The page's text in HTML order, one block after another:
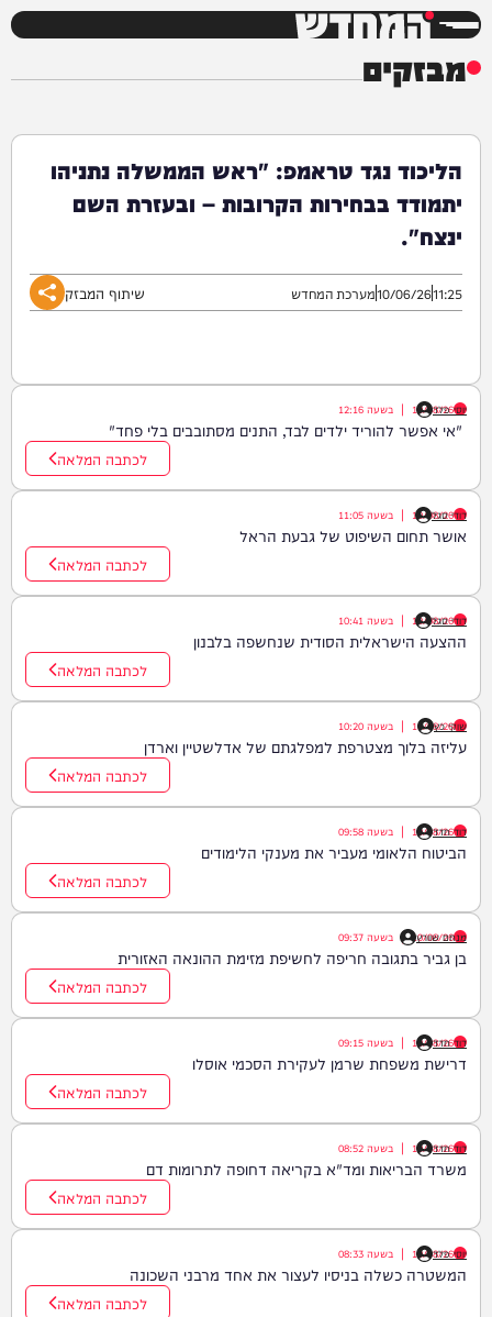
המחדש
מבזקים
הליכוד נגד טראמפ: "ראש הממשלה נתניהו
יתמודד בבחירות הקרובות – ובעזרת השם
ינצח".
11:25
10/06/26מערכת המחדש שיתוף המבזק
יוסי פלד
10/08/26
| בשעה 12:16
"אי אפשר להוריד ילדים לבד, התנים מסתובבים בלי פחד"
לכתבה המלאה
דודי סגל
10/08/26
| בשעה 11:05
אושר תחום השיפוט של גבעת הראל
לכתבה המלאה
דודי סגל
10/08/26
| בשעה 10:41
ההצעה הישראלית הסודית שנחשפה בלבנון
לכתבה המלאה
שוקי כץ
10/08/26
| בשעה 10:20
עליזה בלוך מצטרפת למפלגתם של אדלשטיין וארדן
לכתבה המלאה
דוד חדד
10/08/26
| בשעה 09:58
הביטוח הלאומי מעביר את מענקי הלימודים
לכתבה המלאה
מנחם שוורץ
10/08/26
| בשעה 09:37
בן גביר בתגובה חריפה לחשיפת מזימת ההונאה האזורית
לכתבה המלאה
דוד חדד
10/08/26
| בשעה 09:15
דרישת משפחת שרמן לעקירת הסכמי אוסלו
לכתבה המלאה
דוד חדד
10/08/26
| בשעה 08:52
משרד הבריאות ומד"א בקריאה דחופה לתרומות דם
לכתבה המלאה
יוסי פלד
10/08/26
| בשעה 08:33
המשטרה כשלה בניסיו לעצור את אחד מרבני השכונה
לכתבה המלאה